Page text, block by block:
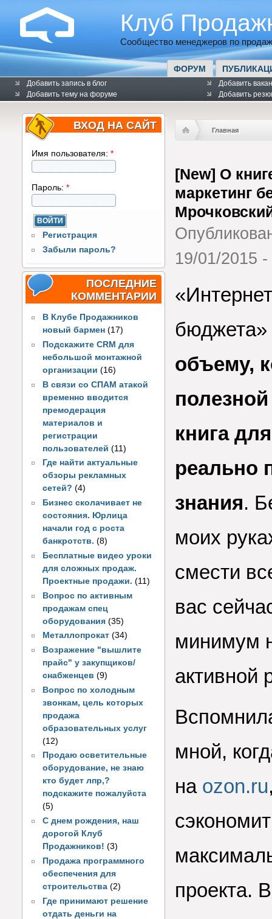
Клуб
Сообщество менеджеров по
ФОРУМ
Добавить запись в блог
Добавить тему на форуме
Добавить
Добавить
ВХОД НА САЙТ
Имя пользователя: *
Пароль: *
Регистрация
Забыли пароль?
ПОСЛЕДНИЕ
КОММЕНТАРИИ
В Клубе Продажников
новый бармен (17)
Подскажите CRM для
небольшой монтажной
организации (16)
В связи со СПАМ атакой
временно вводится
премодерация
материалов и
регистрации
пользователей(11)
Где найти актуальные
обзоры рекламных
сетей? (4)
Бизнес сколачивает не
состояния. Юрлица
начали год с роста
банкротств. (8)
Бесплатные видео уроки
для сложных продаж.
Проектные продажи. (11)
Вопрос по активным
продажам спец
оборудования (35)
Металлопрокат (34)
Возражение "вышлите
прайс" у закупщиков/
снабженцев (9)
Вопрос по холодным
звонкам, цель которых
продажа
образовательных услуг
(12)
Продаю осветительные
оборудование, не знаю
кто будет лпр,?
подскажите пожалуйста
(5)
С днем рождения, наш
дорогой Клуб
Продажников! (3)
Продажа программного
обеспечения для
строительства (2)
Где принимают решение
отдать деньги на
Главная
[New] О
маркетинг
19/01/2015
бюджета»
объему,
книга
реально
знания.
моих
смести
вас
минимум
активной
мной,
на ozon.ru
проекта.